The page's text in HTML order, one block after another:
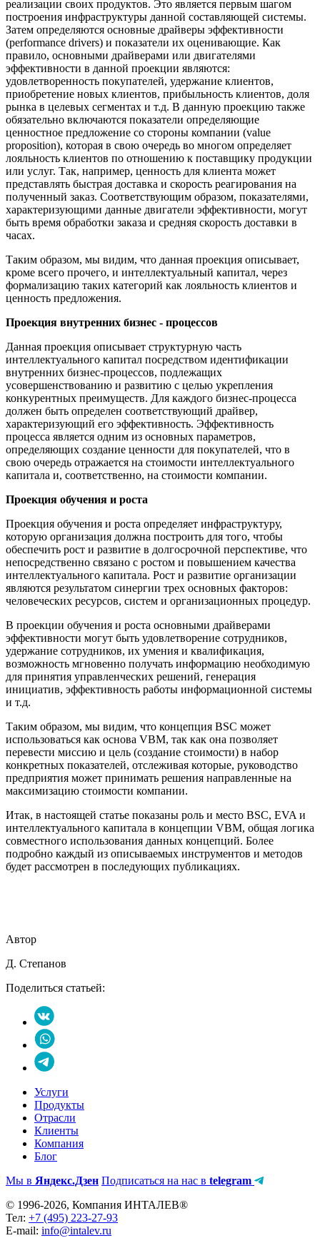
реализации своих продуктов. Это является первым шагом
построения инфраструктуры данной составляющей системы.
Затем определяются основные драйверы эффективности
(performance drivers) и показатели их оценивающие. Как
правило, основными драйверами или двигателями
эффективности в данной проекции являются:
удовлетворенность покупателей, удержание клиентов,
приобретение новых клиентов, прибыльность клиентов, доля
рынка в целевых сегментах и т.д. В данную проекцию также
обязательно включаются показатели определяющие
ценностное предложение со стороны компании (value
proposition), которая в свою очередь во многом определяет
лояльность клиентов по отношению к поставщику продукции
или услуг. Так, например, ценность для клиента может
представлять быстрая доставка и скорость реагирования на
полученный заказ. Соответствующим образом, показателями,
характеризующими данные двигатели эффективности, могут
быть время обработки заказа и средняя скорость доставки в
часах.
Таким образом, мы видим, что данная проекция описывает,
кроме всего прочего, и интеллектуальный капитал, через
формализацию таких категорий как лояльность клиентов и
ценность предложения.
Проекция внутренних бизнес - процессов
Данная проекция описывает структурную часть
интеллектуального капитал посредством идентификации
внутренних бизнес-процессов, подлежащих
усовершенствованию и развитию с целью укрепления
конкурентных преимуществ. Для каждого бизнес-процесса
должен быть определен соответствующий драйвер,
характеризующий его эффективность. Эффективность
процесса является одним из основных параметров,
определяющих создание ценности для покупателей, что в
свою очередь отражается на стоимости интеллектуального
капитала и, соответственно, на стоимости компании.
Проекция обучения и роста
Проекция обучения и роста определяет инфраструктуру,
которую организация должна построить для того, чтобы
обеспечить рост и развитие в долгосрочной перспективе, что
непосредственно связано с ростом и повышением качества
интеллектуального капитала. Рост и развитие организации
являются результатом синергии трех основных факторов:
человеческих ресурсов, систем и организационных процедур.
В проекции обучения и роста основными драйверами
эффективности могут быть удовлетворение сотрудников,
удержание сотрудников, их умения и квалификация,
возможность мгновенно получать информацию необходимую
для принятия управленческих решений, генерация
инициатив, эффективность работы информационной системы
и т.д.
Таким образом, мы видим, что концепция BSС может
использоваться как основа VBM, так как она позволяет
перевести миссию и цель (создание стоимости) в набор
конкретных показателей, отслеживая которые, руководство
предприятия может принимать решения направленные на
максимизацию стоимости компании.
Итак, в настоящей статье показаны роль и место BSC, EVA и
интеллектуального капитала в концепции VBM, общая логика
совместного использования данных концепций. Более
подробно каждый из описываемых инструментов и методов
будет рассмотрен в последующих публикациях.
Автор
Д. Степанов
Поделиться статьей:
Услуги
Продукты
Отрасли
Клиенты
Компания
Блог
Мы в Яндекс.Дзен Подписаться на нас в telegram
© 1996-2026, Компания ИНТАЛЕВ®
Тел: +7 (495) 223-27-93
E-mail: info@intalev.ru